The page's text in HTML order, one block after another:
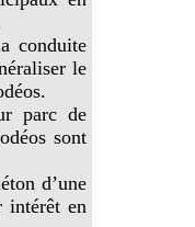
conduite
le
parc de
sont
d’une
intérêt en